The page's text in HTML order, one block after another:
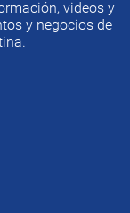
videos y
y negocios de